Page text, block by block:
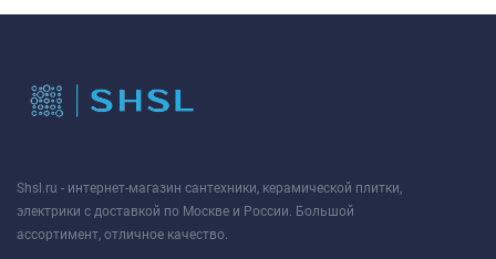
Shsl.ru - интернет-магазин сантехники, керамической плитки,
электрики с доставкой по Москве и России. Большой
ассортимент, отличное качество.